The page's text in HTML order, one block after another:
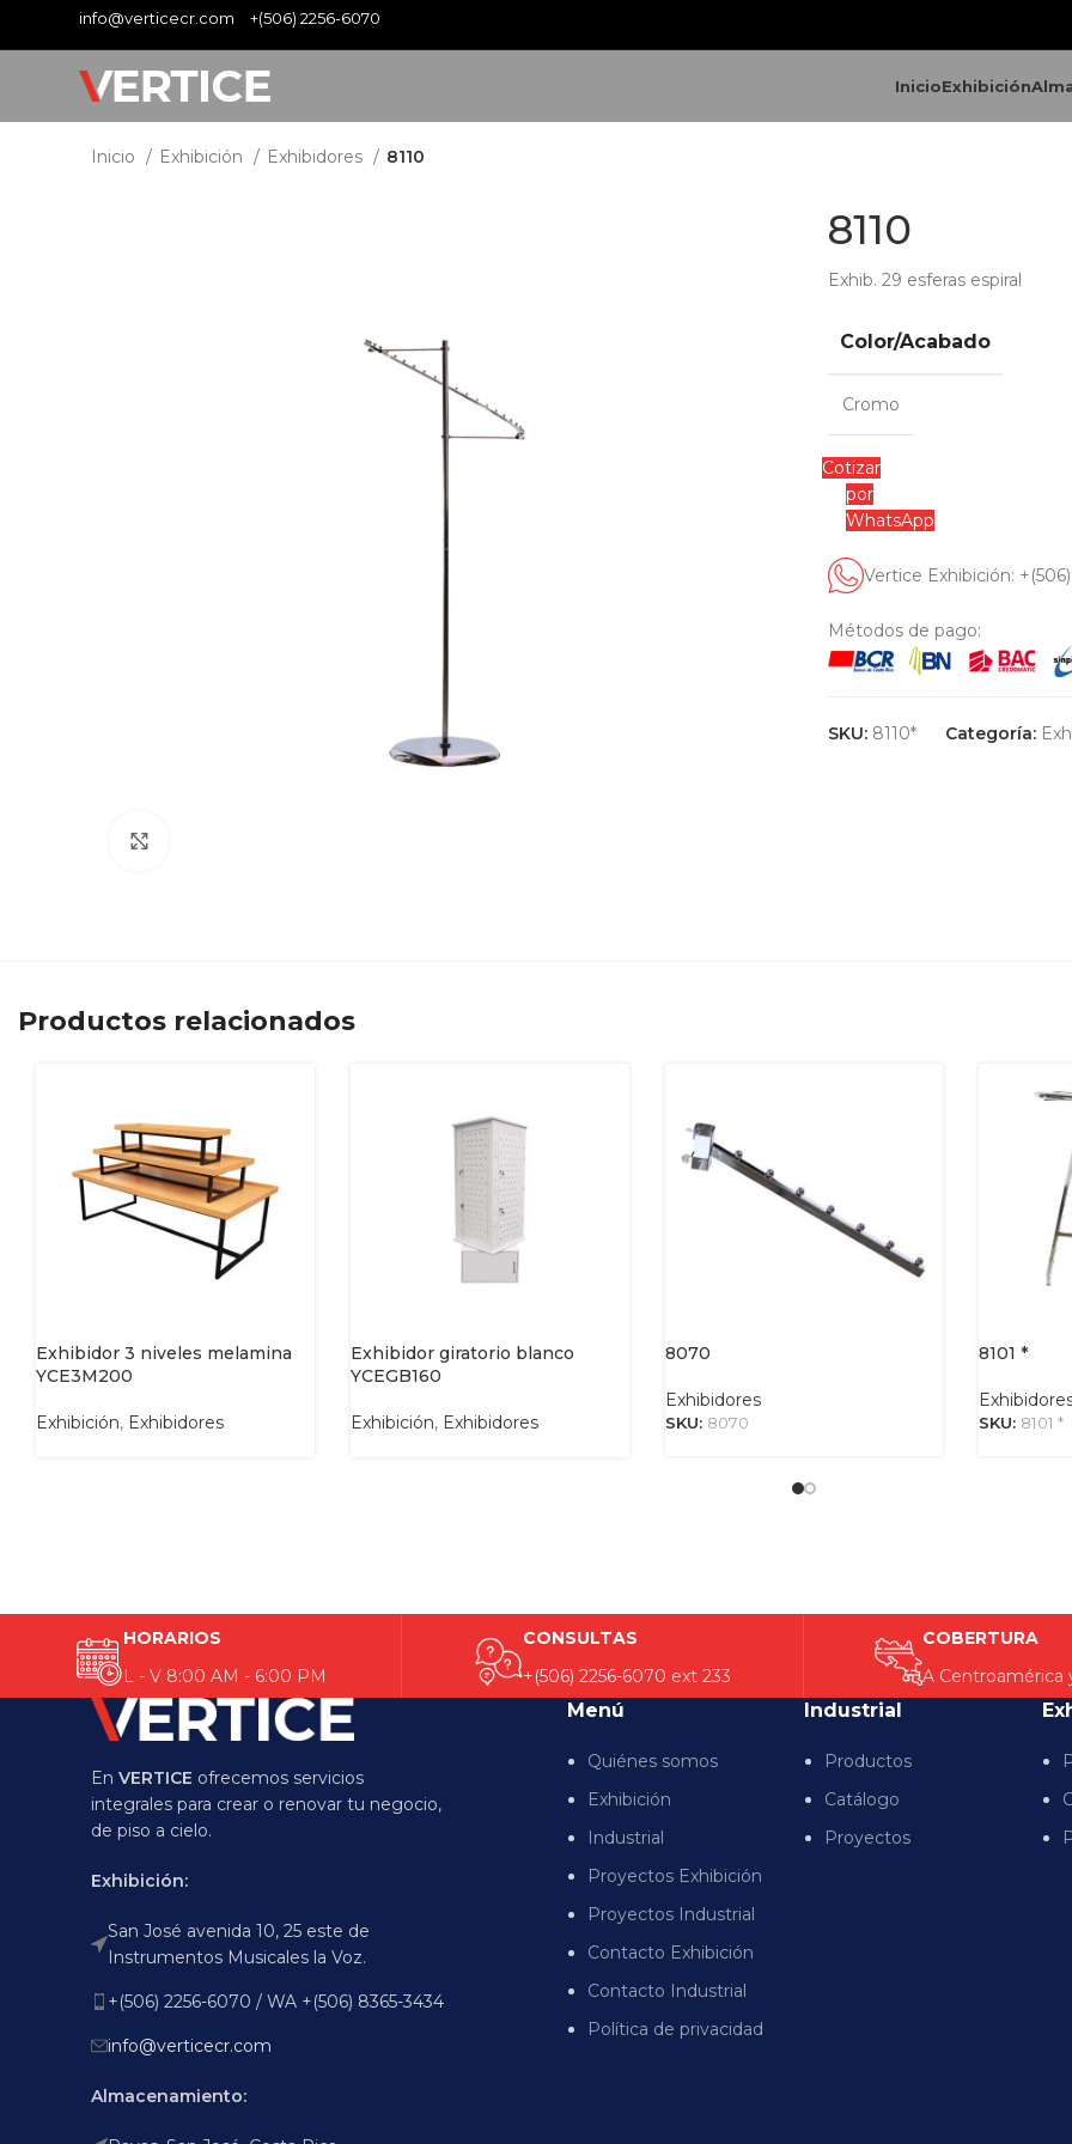
info@verticecr.com +(506) 2256-6070
InicioExhibición
Inicio Exhibición Exhibidores 8110
8110
Exhib. 29 esferas espiral
Color/Acabado
Cromo
Cotizar
por
WhatsApp
Vertice Exhibición: +(506)
Métodos de pago:
SKU: 8110* Categoría:
Productos relacionados
Exhibidor 3 niveles melamina
YCE3M200
Exhibición, Exhibidores
Exhibidor giratorio blanco
YCEGB160
Exhibición, Exhibidores
8070
Exhibidores
SKU: 8070
8101 *
SKU: 8101 *
HORARIOS
L - V 8:00 AM - 6:00 PM
CONSULTAS
+(506) 2256-6070 ext 233
COBERTURA
A Centroamérica
En VERTICE ofrecemos servicios
integrales para crear o renovar tu negocio,
de piso a cielo.
Exhibición:
San José avenida 10, 25 este de
Instrumentos Musicales la Voz.
+(506) 2256-6070 / WA +(506) 8365-3434
info@verticecr.com
Almacenamiento:
Menú
Quiénes somos
Exhibición
Industrial
Proyectos Exhibición
Proyectos Industrial
Contacto Exhibición
Contacto Industrial
Política de privacidad
Industrial
Productos
Catálogo
Proyectos